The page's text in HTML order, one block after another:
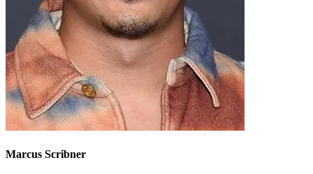
Marcus Scribner